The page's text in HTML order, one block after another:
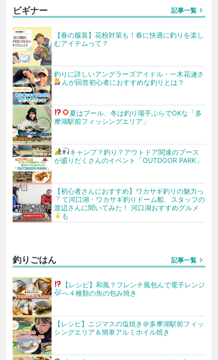
ビギナー 記事一覧chevron_right
【春の服装】花粉対策も！春に快適に釣りを楽し
むアイテムって？
釣りに詳しいアングラーズアイドル・一木花漣さ
んが回答初心者におすすめな釣りとは？
夏はプール、冬は釣り場手ぶらでOKな「多
摩湖駅前フィッシングエリア」
キャンプ？釣り ？アウトドア関連のブース
が盛りだくさんのイベント「OUTDOOR PARK」
【初心者さんにおすすめ】ワカサギ釣りの魅力っ
て河口湖・ワカサギ釣りドーム船、スタッフの
渡辺さんに聞いてみた！ 河口湖おすすめグルメ
も
釣りごはん 記事一覧chevron_right
【レシピ】和風？フレンチ風包んで電子レンジ
へ４種類の魚の包み焼き
【レシピ】ニジマスの塩焼き＠多摩湖駅前フィッ
シングエリア＆簡単アルミホイル焼き